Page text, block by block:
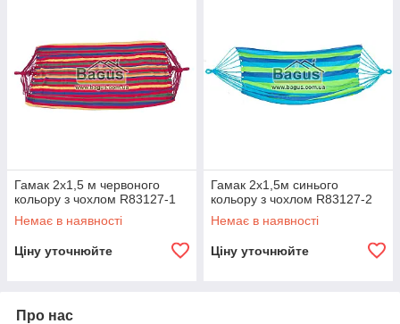
Гамак 2х1,5 м червоного
кольору з чохлом R83127-1
Немає в наявності
Ціну уточнюйте
Гамак 2х1,5м синього
кольору з чохлом R83127-2
Немає в наявності
Ціну уточнюйте
Про нас